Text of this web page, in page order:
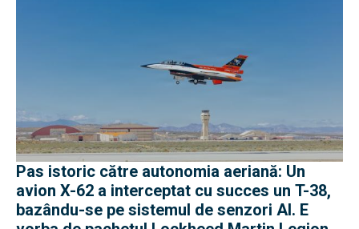
Pas istoric către autonomia aeriană: Un
avion X-62 a interceptat cu succes un T-38,
bazându-se pe sistemul de senzori AI. E